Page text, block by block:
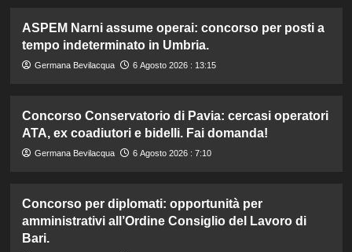
ASPEM Narni assume operai: concorso per posti a
tempo indeterminato in Umbria.
Germana Bevilacqua 6 Agosto 2026 : 13:15
Concorso Conservatorio di Pavia: cercasi operatori
ATA, ex coadiutori e bidelli. Fai domanda!
Germana Bevilacqua 6 Agosto 2026 : 7:10
Concorso per diplomati: opportunità per
amministrativi all’Ordine Consiglio del Lavoro di
Bari.